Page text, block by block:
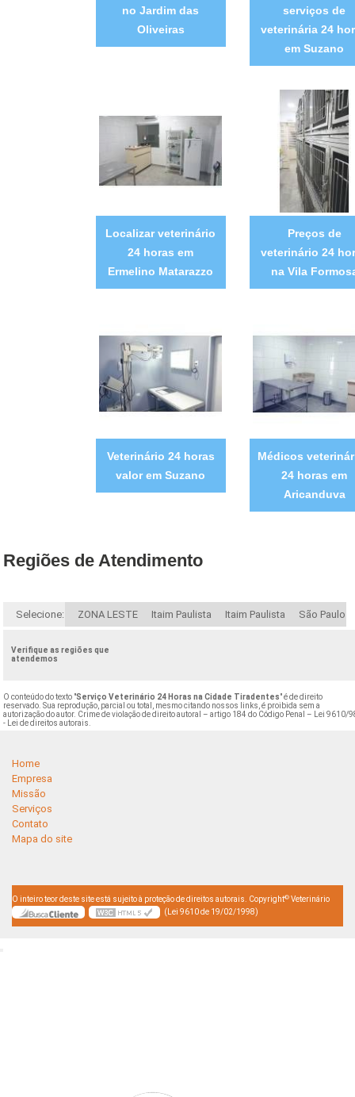
no Jardim das
Oliveiras
serviços de
veterinária 24
em Suzano
Localizar veterinário
24 horas em
Ermelino Matarazzo
Preços de
veterinário 24
na Vila
Veterinário 24 horas
valor em Suzano
Médicos
24 horas em
Aricanduva
Regiões de Atendimento
Selecione: ZONA LESTE Itaim Paulista Itaim Paulista São Paulo
Verifique as regiões que
atendemos
O conteúdo do texto "Serviço Veterinário 24 Horas na Cidade Tiradentes" é de direito
reservado. Sua reprodução, parcial ou total, mesmo citando nossos links, é proibida sem a
autorização do autor. Crime de violação de direito autoral – artigo 184 do Código Penal –
Lei 9610/
- Lei de direitos autorais
Home
Empresa
Missão
Serviços
Contato
Mapa do site
O inteiro teor deste site está sujeito à proteção de direitos autorais. Copyright© Veterinário
(Lei 9610 de 19/02/1998)